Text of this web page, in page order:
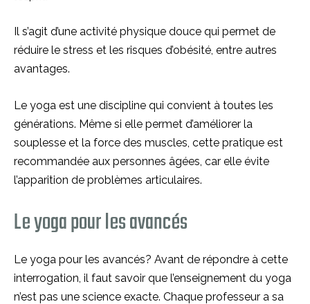
Il s’agit d’une activité physique douce qui permet de
réduire le stress et les risques d’obésité, entre autres
avantages.
Le yoga est une discipline qui convient à toutes les
générations. Même si elle permet d’améliorer la
souplesse et la force des muscles, cette pratique est
recommandée aux personnes âgées, car elle évite
l’apparition de problèmes articulaires.
Le yoga pour les avancés
Le yoga pour les avancés? Avant de répondre à cette
interrogation, il faut savoir que l’enseignement du yoga
n’est pas une science exacte. Chaque professeur a sa